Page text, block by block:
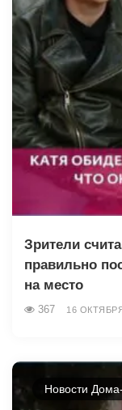
Зрители
правильно
на место
367 16
Новости